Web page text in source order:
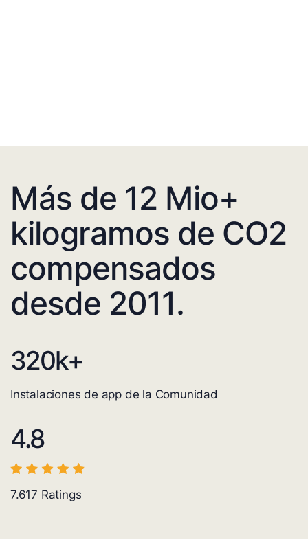
Más de 12 Mio+
kilogramos de CO2
compensados
desde 2011.
320k+
Instalaciones de app de la Comunidad
4.8
7.617 Ratings